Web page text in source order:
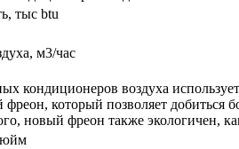
тыс btu
м3/час
кондиционеров воздуха
который позволяет добиться
новый фреон также экологичен,